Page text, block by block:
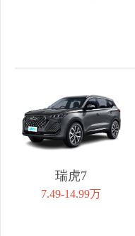
瑞虎7
7.49-14.99万